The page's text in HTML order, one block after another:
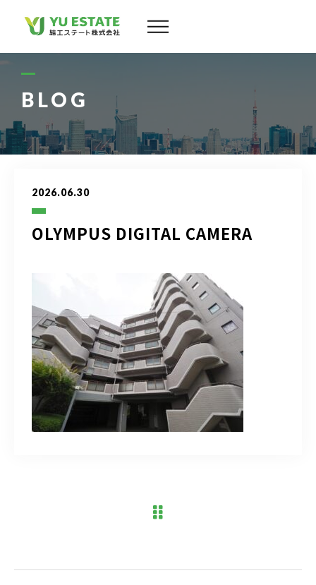
BLOG
2026.06.30
OLYMPUS DIGITAL CAMERA
物件情報
お客様の声
よくある質問
ブログ
アクセス
03-6909-2648
お問い合わせはこちら